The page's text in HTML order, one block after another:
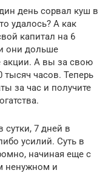
день сорвал куш в
удалось? А как
капитал на 6
они дольше
акции. А вы за свою
тысяч часов. Теперь
за час и получите
сутки, 7 дней в
усилий. Суть в
начиная еще с
ненужном и